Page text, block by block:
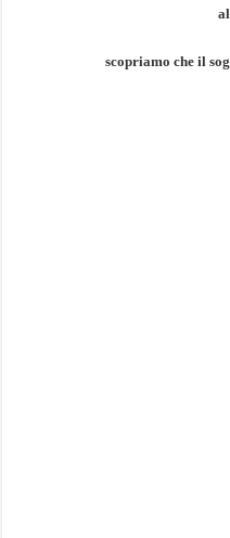
scopriamo che il